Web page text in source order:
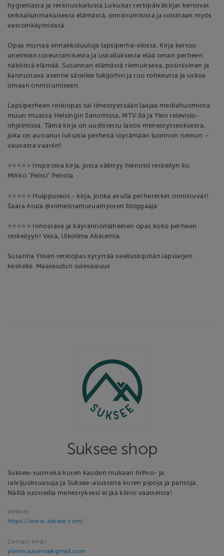
hygieniasta ja retkiruokailusta.Lukuisat retkipäiväkirjat kertovat
seikkailunmakuisesta elämästä, onnistumisista ja toisinaan myös
vastoinkäymisistä.
Opas murtaa ennakkoluuloja lapsiperhe-elosta. Kirja kertoo
unelmien toteuttamisesta ja uskalluksesta elää oman perheen
näköistä elämää. Susannan elämästä riemuitseva, positiivinen ja
kannustava asenne säteilee lukijoihin ja tuo rohkeutta ja uskoa
omaan onnistumiseen.
Lapsiperheen retkiopas sai ilmestyessään laajaa mediahuomiota
muun muassa Helsingin Sanomissa, MTV:llä ja Ylen televisio-
ohjelmissa. Tämä kirja on uudistettu laitos menestysteoksesta,
joka on auttanut lukuisia perheitä löytämään luonnon riemun –
vauvasta vaariin!
⭐️⭐️⭐️⭐️⭐️ Inspiroiva kirja, josta välittyy hienosti retkeilyn ilo.
Mikko "Peltsi" Peltola
⭐️⭐️⭐️⭐️⭐️ Huipputeos - kirja, jonka avulla perheretket onnistuvat!
Saara Atula @viimeistamuruamyoten bloggaaja
⭐️⭐️⭐️⭐️⭐️ Innostava ja käytännönläheinen opas koko perheen
retkeilyyn! Vesa, Ulkoilma Akatemia
Susanna Ylisen retkiopas sytyttää vaelluskipinän lapsiarjen
keskelle. Maaseudun tulevaisuus
Suksee shop
Suksee-tuotteita kuten kauden mukaan hiihto- ja
talvijuoksuasuja ja Suksee-asusteita kuten pipoja ja pantoja.
Näillä tuotteilla menestyksesi ei jää kiinni vaatteista!
Website
https://www.suksee.com/
Contact email
ylinen.susanna@gmail.com